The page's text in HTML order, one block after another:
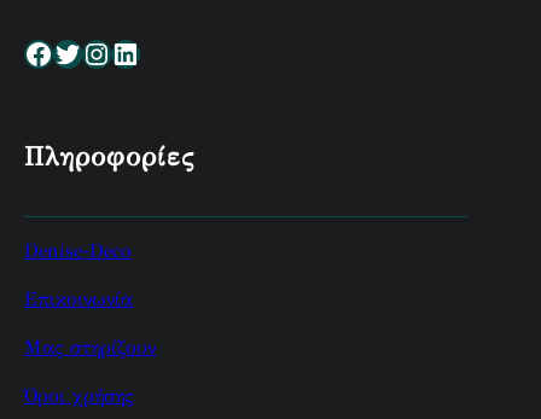
Facebook Twitter InstagramLinkedin
Πληροφορίες
Denise-Deco
Επικοινωνία
Μας στηρίζουν
Όροι χρήσης